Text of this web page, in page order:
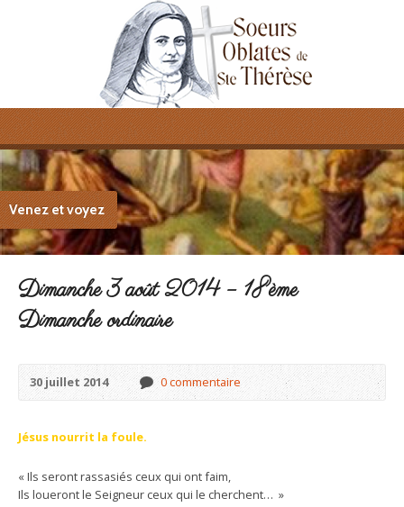
Venez et voyez
Dimanche 3 août 2014 – 18ème
Dimanche ordinaire
30 juillet 2014 0 commentaire
Jésus nourrit la foule.
« Ils seront rassasiés ceux qui ont faim,
Ils loueront le Seigneur ceux qui le cherchent… »